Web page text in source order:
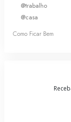
@trabalho
@casa
Como Ficar Bem